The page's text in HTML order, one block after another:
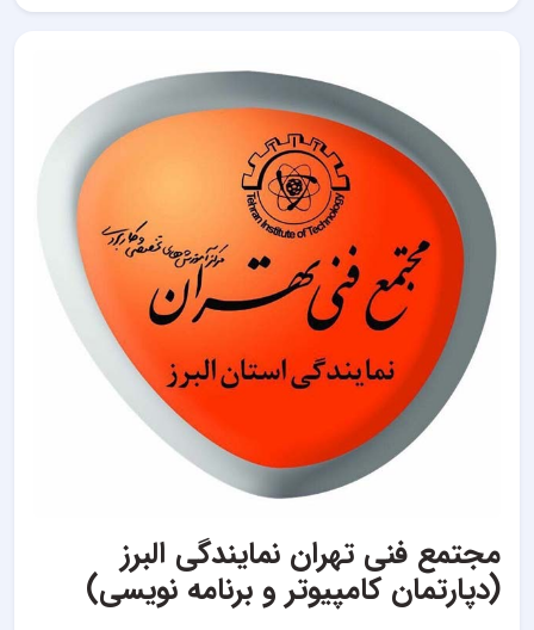
مجتمع فنی تهران نمایندگی البرز
(دپارتمان کامپیوتر و برنامه نویسی)